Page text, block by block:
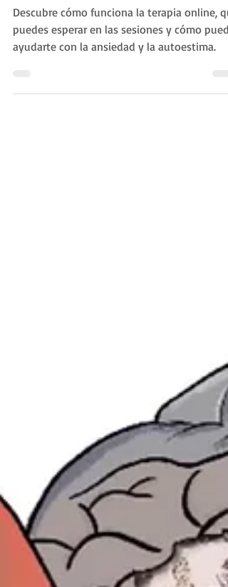
empezar
Descubre cómo funciona la terapia online,
puedes esperar en las sesiones y cómo puede